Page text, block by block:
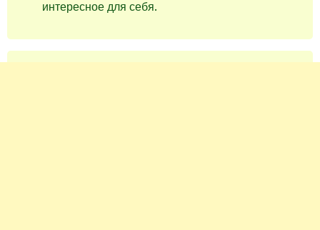
интересное для себя.